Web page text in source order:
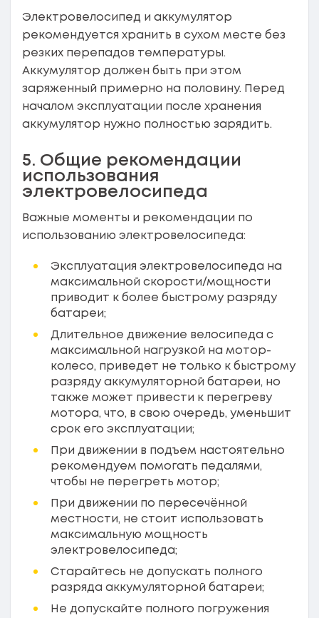
Электровелосипед и аккумулятор
рекомендуется хранить в сухом месте без
резких перепадов температуры.
Аккумулятор должен быть при этом
заряженный примерно на половину. Перед
началом эксплуатации после хранения
аккумулятор нужно полностью зарядить.
5. Общие рекомендации
использования
электровелосипеда
Важные моменты и рекомендации по
использованию электровелосипеда:
Эксплуатация электровелосипеда на
максимальной скорости/мощности
приводит к более быстрому разряду
батареи;
Длительное движение велосипеда с
максимальной нагрузкой на мотор-
колесо, приведет не только к быстрому
разряду аккумуляторной батареи, но
также может привести к перегреву
мотора, что, в свою очередь, уменьшит
срок его эксплуатации;
При движении в подъем настоятельно
рекомендуем помогать педалями,
чтобы не перегреть мотор;
При движении по пересечённой
местности, не стоит использовать
максимальную мощность
электровелосипеда;
Старайтесь не допускать полного
разряда аккумуляторной батареи;
Не допускайте полного погружения